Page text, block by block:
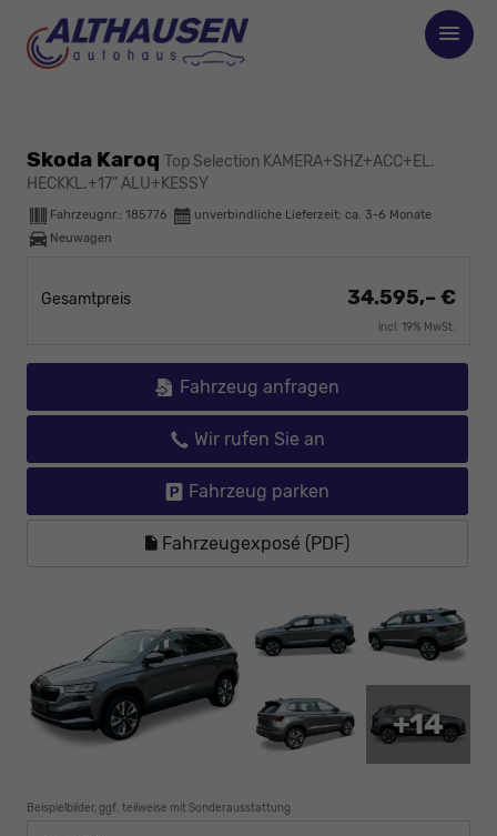
Skoda Karoq Top Selection KAMERA+SHZ+ACC+EL.
HECKKL.+17" ALU+KESSY
Fahrzeugnr.: 185776
unverbindliche Lieferzeit: ca. 3-6 Monate
Neuwagen
Gesamtpreis 34.595,– €
incl. 19% MwSt.
Fahrzeug anfragen
Wir rufen Sie an
Fahrzeug parken
Fahrzeugexposé (PDF)
+14
Beispielbilder, ggf. teilweise mit Sonderausstattung